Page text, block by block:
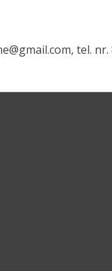
tel. nr.